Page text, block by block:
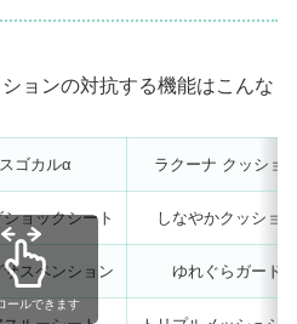
ョンの対抗する機能はこんな
スゴカルα ラクーナ クッショ
ョックシート しなやかクッション
サスペンション ゆれぐらガード
ールできます